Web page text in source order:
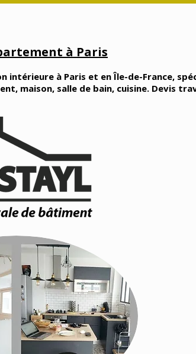
à Paris
intérieure à Paris et en Île-de-France,
maison, salle de bain, cuisine. Devis